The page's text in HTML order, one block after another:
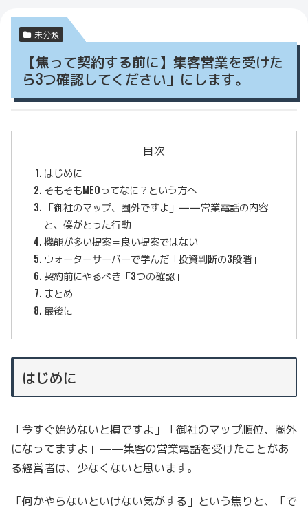
未分類
【焦って契約する前に】集客営業を受けた
ら3つ確認してください」にします。
目次
はじめに
そもそもMEOってなに？という方へ
「御社のマップ、圏外ですよ」——営業電話の内容
と、僕がとった行動
機能が多い提案＝良い提案ではない
ウォーターサーバーで学んだ「投資判断の3段階」
契約前にやるべき「3つの確認」
まとめ
最後に
はじめに
「今すぐ始めないと損ですよ」「御社のマップ順位、圏外
になってますよ」——集客の営業電話を受けたことがあ
る経営者は、少なくないと思います。
「何かやらないといけない気がする」という焦りと、「で